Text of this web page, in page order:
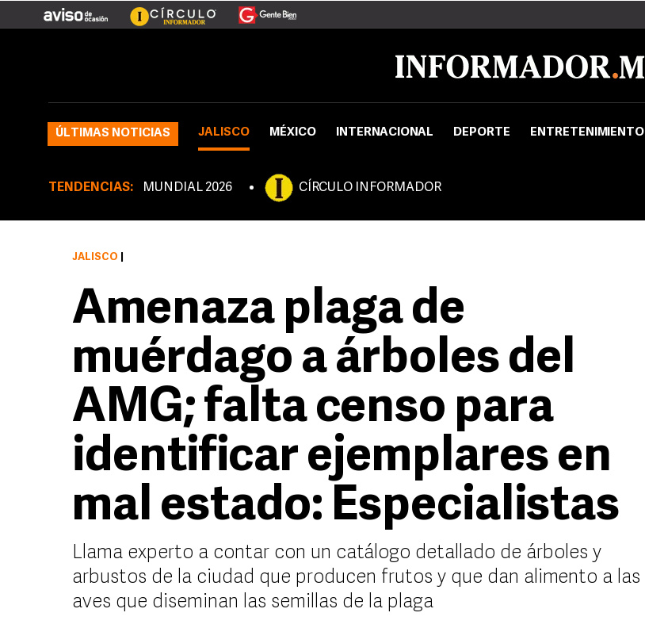
ÚLTIMAS NOTICIAS JALISCO MÉXICO INTERNACIONAL DEPORTE ENTRETENIMIENTO
TENDENCIAS: MUNDIAL 2026 CÍRCULO INFORMADOR
JALISCO
Amenaza plaga de
muérdago a árboles del
AMG; falta censo para
identificar ejemplares en
mal estado: Especialistas
Llama experto a contar con un catálogo detallado de árboles y
arbustos de la ciudad que producen frutos y que dan alimento a las
aves que diseminan las semillas de la plaga